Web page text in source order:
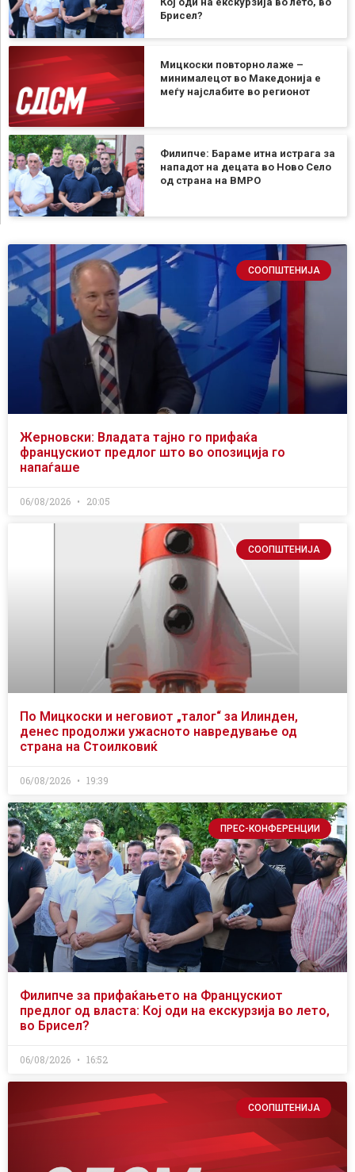
Брисел?
Мицкоски повторно лаже –
минималецот во Македонија е
меѓу најслабите во регионот
Филипче: Бараме итна истрага за
нападот на децата во Ново Село
од страна на ВМРО
СООПШТЕНИЈА
Жерновски: Владата тајно го прифаќа
францускиот предлог што во опозиција го
напаѓаше
06/08/2026 20:05
СООПШТЕНИЈА
По Мицкоски и неговиот „талог“ за Илинден,
денес продолжи ужасното навредување од
страна на Стоилковиќ
06/08/2026 19:39
ПРЕС-КОНФЕРЕНЦИИ
Филипче за прифаќањето на Францускиот
предлог од власта: Кој оди на екскурзија во лето,
во Брисел?
06/08/2026 16:52
СООПШТЕНИЈА